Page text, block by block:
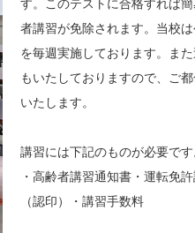
す。このテストに合格すれば
者講習が免除されます。当校
を毎週実施しております。ま
もいたしておりますので、ご
いたします。
講習には下記のものが必要です
・高齢者講習通知書・運転免
（認印）・講習手数料